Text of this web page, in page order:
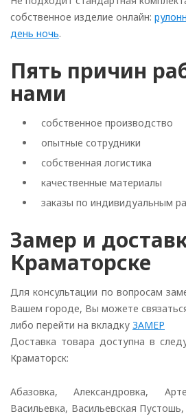
собственное изделие онлайн:
день ночь.
Пять причин
нами
собственное производство
опытные сотрудники
собственная логистика
качественные материалы
заказы по индивидуальным
Замер и
Краматорске
Для консультации по вопросам
Вашем городе, Вы можете
либо перейти на вкладку ЗАМЕР
Доставка товара доступна в
Краматорск:
Абазовка, Александровка,
Васильевка, Васильевская